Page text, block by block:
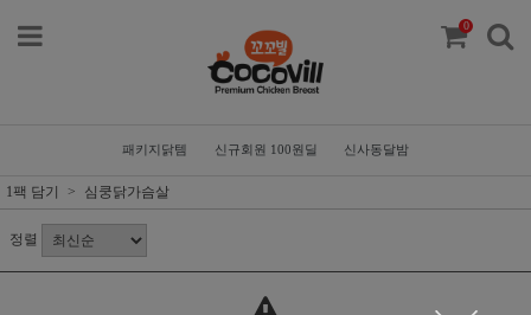
0
패키지닭템 신규회원 100원딜 신사동달밤
1팩 담기 심쿵닭가슴살
정렬